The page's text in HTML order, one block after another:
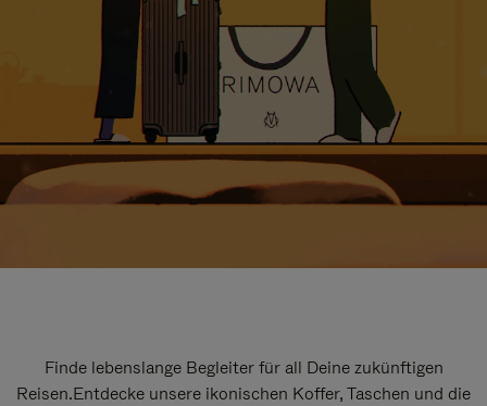
Finde lebenslange Begleiter für all Deine zukünftigen
Reisen.Entdecke unsere ikonischen Koffer, Taschen und die